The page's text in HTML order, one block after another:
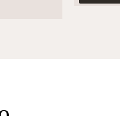
в косметическом